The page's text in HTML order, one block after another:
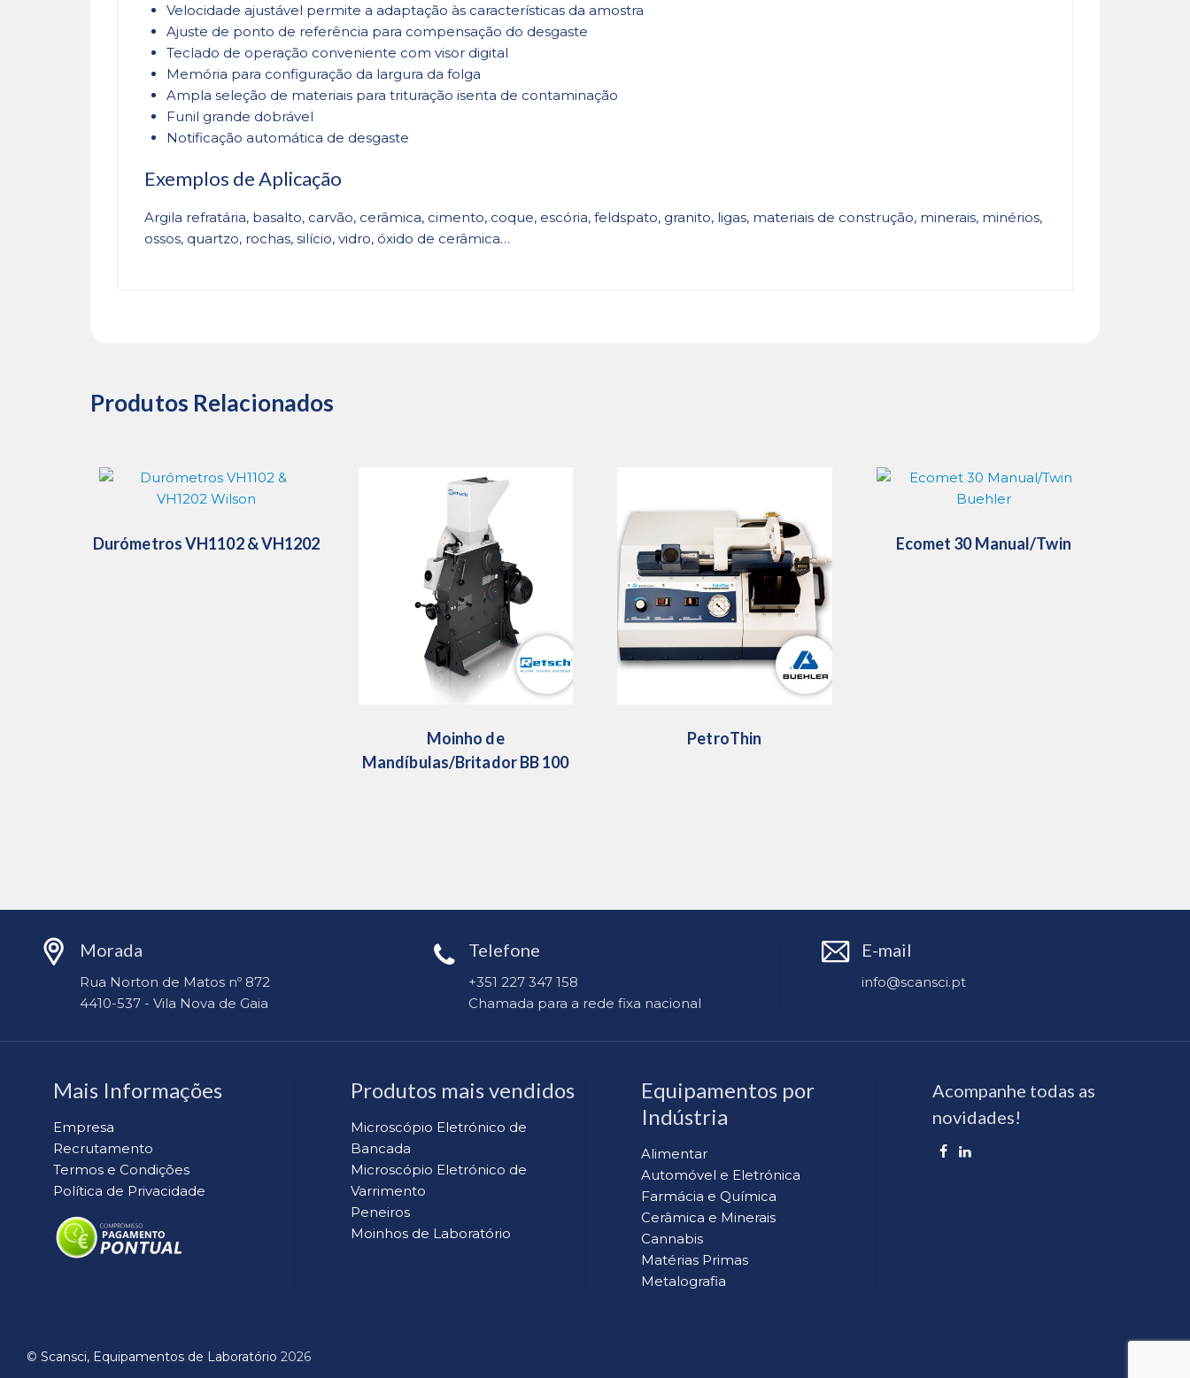
Velocidade ajustável permite a adaptação às características da amostra
Ajuste de ponto de referência para compensação do desgaste
Teclado de operação conveniente com visor digital
Memória para configuração da largura da folga
Ampla seleção de materiais para trituração isenta de contaminação
Funil grande dobrável
Notificação automática de desgaste
Exemplos de Aplicação
Argila refratária, basalto, carvão, cerâmica, cimento, coque, escória, feldspato, granito, ligas, materiais de construção, minerais, minérios,
ossos, quartzo, rochas, silício, vidro, óxido de cerâmica…
Produtos Relacionados
Durómetros VH1102 & VH1202
Moinho de
Mandíbulas/Britador BB 100
PetroThin
Ecomet 30 Manual/Twin
Morada
Rua Norton de Matos nº 872
4410-537 - Vila Nova de Gaia
Telefone
+351 227 347 158
Chamada para a rede fixa nacional
E-mail
info@scansci.pt
Mais Informações
Empresa
Recrutamento
Termos e Condições
Política de Privacidade
Produtos mais vendidos
Microscópio Eletrónico de
Bancada
Microscópio Eletrónico de
Varrimento
Peneiros
Moinhos de Laboratório
Equipamentos por
Indústria
Alimentar
Automóvel e Eletrónica
Farmácia e Química
Cerâmica e Minerais
Cannabis
Matérias Primas
Metalografia
Acompanhe todas as
novidades!
© Scansci, Equipamentos de Laboratório 2026